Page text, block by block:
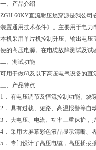
一、产品介绍
ZGH-60KV直流耐压烧穿源是我公司
装置通用技术条件》。主要用于电
本机采用单片机控制升压。输出电
便的高压电源。在电缆故障测试及
二、测试功能
可用于做60及以下高压电气设备的
三、产品特点
1． 有电压调节及恒流控制功能。烧
2． 具有过载、短路、高温报警等自
3． 大电压、电流、功率三重保护，
4． 采用大屏幕彩色液晶显示清晰、
5． 专门设计了高压电缆，高压插拔